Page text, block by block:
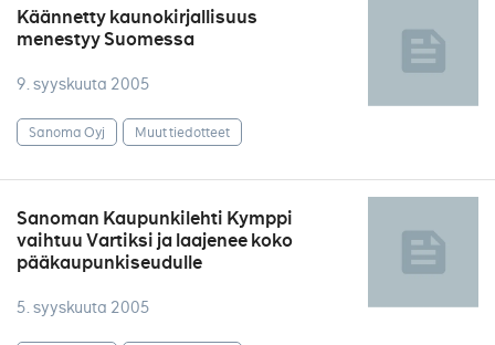
Käännetty kaunokirjallisuus
menestyy Suomessa
9. syyskuuta 2005
Sanoma Oyj Muut tiedotteet
Sanoman Kaupunkilehti Kymppi
vaihtuu Vartiksi ja laajenee koko
pääkaupunkiseudulle
5. syyskuuta 2005